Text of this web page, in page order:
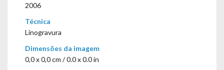
2006
Técnica
Linogravura
Dimensões da imagem
0,0 x 0,0 cm / 0.0 x 0.0 in